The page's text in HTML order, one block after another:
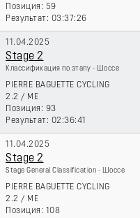
59
03:37:26
11.04.2025
Stage 2
Классификация по этапу - Шоссе
PIERRE BAGUETTE CYCLING
2.2 / ME
93
02:36:41
11.04.2025
Stage 2
Stage General Classification - Шоссе
PIERRE BAGUETTE CYCLING
2.2 / ME
108